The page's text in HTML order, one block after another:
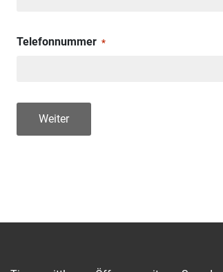
Telefonnummer *
Weiter